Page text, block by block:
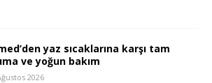
yaz sıcaklarına karşı tam
ve yoğun bakım
2026